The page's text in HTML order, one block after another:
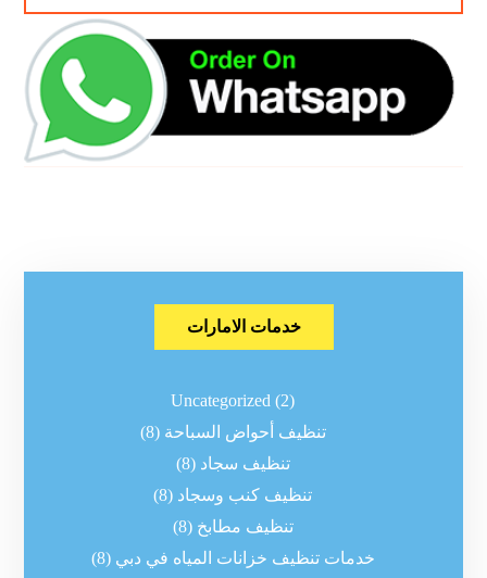
خدمات الامارات
Uncategorized (2)
تنظيف أحواض السباحة (8)
تنظيف سجاد (8)
تنظيف كنب وسجاد (8)
تنظيف مطابخ (8)
خدمات تنظيف خزانات المياه في دبي (8)